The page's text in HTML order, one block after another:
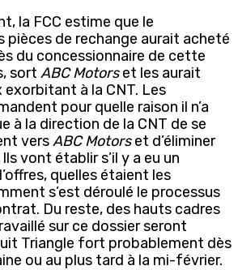
la FCC estime que le
pièces de rechange aurait acheté
du concessionnaire de cette
sort ABC Motorset les aurait
exorbitant à la CNT. Les
pour quelle raison il n’a
à la direction de la CNT de se
versABC Motorset d’éliminer
vont établir s’il y a eu un
quelles étaient les
s’est déroulé le processus
Du reste, des hauts cadres
sur ce dossier seront
Triangle fort probablement dès
ou au plus tard à la mi-février.